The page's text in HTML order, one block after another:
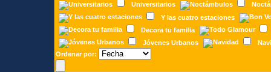
Universitarios
Y las cuatro estaciones
Decora tu familia
Jóvenes Urbanos
Ordenar por: